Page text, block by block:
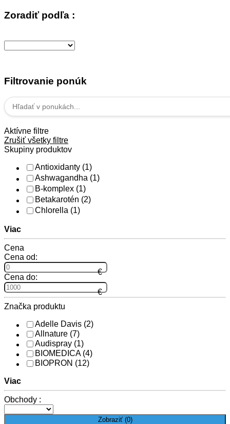
Zoradiť podľa :
Filtrovanie ponúk
Aktívne filtre
Zrušiť všetky filtre
Skupiny produktov
Antioxidanty (1)
Ashwagandha (1)
B-komplex (1)
Betakarotén (2)
Chlorella (1)
Viac
Cena
Cena od:
Cena do:
Značka produktu
Adelle Davis (2)
Allnature (7)
Audispray (1)
BIOMEDICA (4)
BIOPRON (12)
Viac
Obchody :
Zobraziť (0)